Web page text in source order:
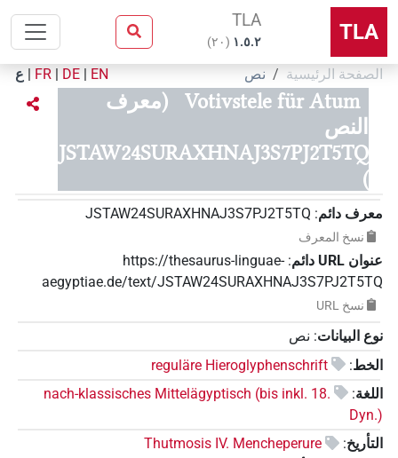
TLA
TLA
۱.٥.٢ (٢٠)
الصفحة الرئيسية نص EN
|
DE
|
FR
| ع
Votivstele für Atum
(معرف
النص
JSTAW24SURAXHNAJ3S7PJ2T5TQ
)
معرف دائم:
JSTAW24SURAXHNAJ3S7PJ2T5TQ
نسخ المعرف
عنوان‏ ‏URL‏ دائم :
https://thesaurus-linguae-
aegyptiae.de/text/JSTAW24SURAXHNAJ3S7PJ2T5TQ
نسخ‏ ‏URL
نوع البيانات: نص
الخط:
reguläre Hieroglyphenschrift
اللغة:
nach-klassisches Mittelägyptisch (bis inkl. 18.
Dyn.)
التأريخ:
Thutmosis IV. Mencheperure